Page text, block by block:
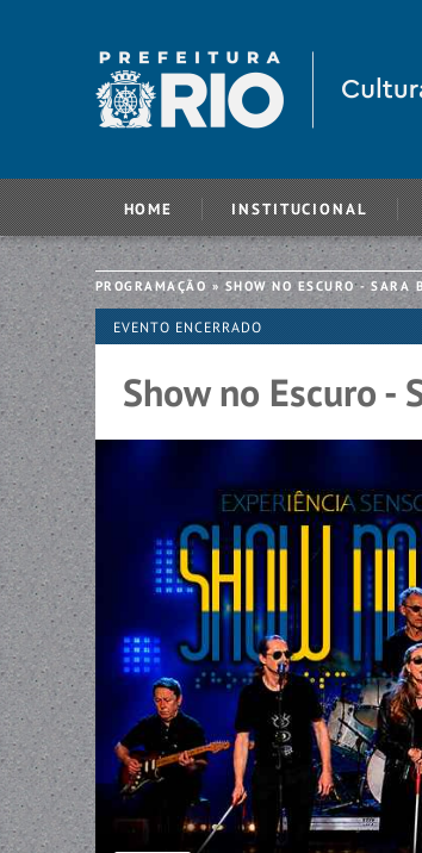
HOME INSTITUCIONAL
PROGRAMAÇÃO »SHOW NO ESCURO - SARA
EVENTO ENCERRADO
Show no Escuro -